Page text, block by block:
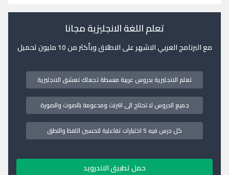
تعلم اللغة الانجليزية مجانا
مع البرنامج العربي الاشهر على الاطلاق وبأكثر من 10 مليون تحميل
تعلم الانجليزية بدروس عربية مبسطة تجعلك تعشق الانجليزية
جميع الدروس لا تحتاج الى انترنت ومدعومة بالصوت والصورة
كل درس فيه 5 اختبارات تفاعلية لتحسين اللفظ والنطق
حمل تطبيق الاندرويد